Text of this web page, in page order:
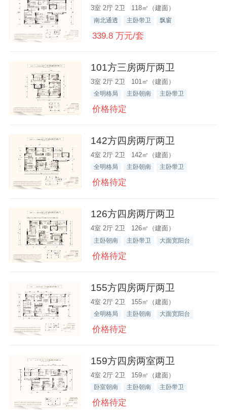
3室 2厅 2卫 118㎡（建面）
南北通透 主卧带卫 飘窗
339.8 万元/套
101方三房两厅两卫
3室 2厅 2卫 101㎡（建面）
全明格局 主卧朝南 主卧带卫
价格待定
142方四房两厅两卫
4室 2厅 2卫 142㎡（建面）
全明格局 主卧朝南 主卧带卫
价格待定
126方四房两厅两卫
4室 2厅 2卫 126㎡（建面）
主卧朝南 主卧带卫 大面宽阳台
价格待定
155方四房两厅两卫
4室 2厅 2卫 155㎡（建面）
全明格局 主卧朝南 大面宽阳台
价格待定
159方四房两室两卫
4室 2厅 2卫 159㎡（建面）
卧室朝南 主卧朝南 主卧带卫
价格待定